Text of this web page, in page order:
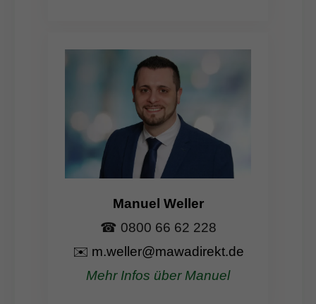
Manuel Weller
☎ 0800 66 62 228
✉️ m.weller@mawadirekt.de
Mehr Infos über Manuel